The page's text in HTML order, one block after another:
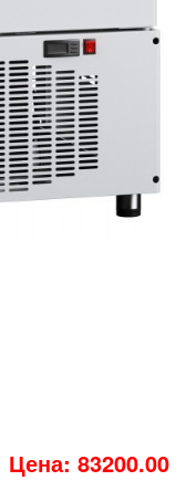
Цена: 83200.00